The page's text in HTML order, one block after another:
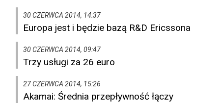
30 CZERWCA 2014, 14:37
Europa jest i będzie bazą R&D Ericssona
30 CZERWCA 2014, 09:47
Trzy usługi za 26 euro
27 CZERWCA 2014, 15:26
Akamai: Średnia przepływność łączy